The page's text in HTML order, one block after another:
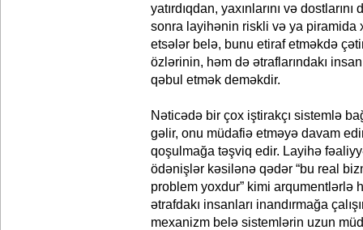
yatırdıqdan, yaxınlarını və
sonra layihənin riskli və ya piramida
etsələr belə, bunu etiraf etməkdə
özlərinin, həm də ətraflarındakı
qəbul etmək deməkdir.
Nəticədə bir çox iştirakçı sistemlə
gəlir, onu müdafiə etməyə davam
qoşulmağa təşviq edir. Layihə
ödənişlər kəsilənə qədər “bu real
problem yoxdur” kimi arqumentlərlə
ətrafdakı insanları inandırmağa
mexanizm belə sistemlərin uzun